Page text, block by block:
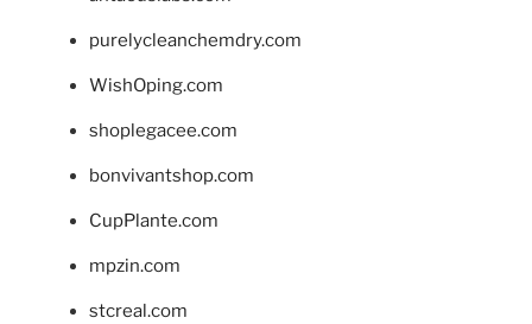
purelycleanchemdry.com
WishOping.com
shoplegacee.com
bonvivantshop.com
CupPlante.com
mpzin.com
stcreal.com